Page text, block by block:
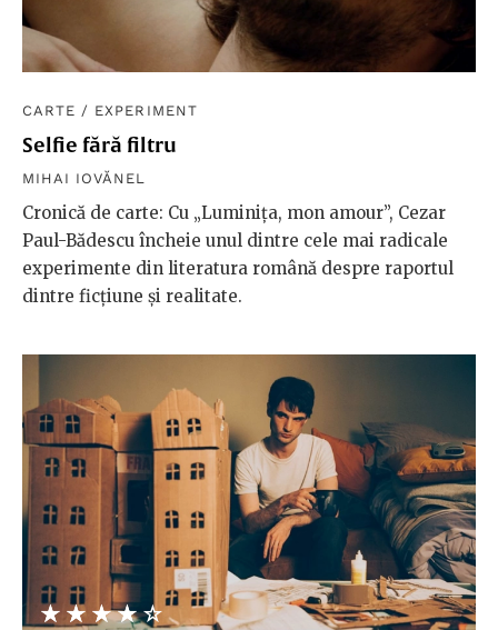
CARTE / EXPERIMENT
Selfie fără filtru
MIHAI IOVĂNEL
Cronică de carte: Cu „Luminița, mon amour”, Cezar
Paul-Bădescu încheie unul dintre cele mai radicale
experimente din literatura română despre raportul
dintre ficțiune și realitate.
★★★★★
☆☆☆☆☆